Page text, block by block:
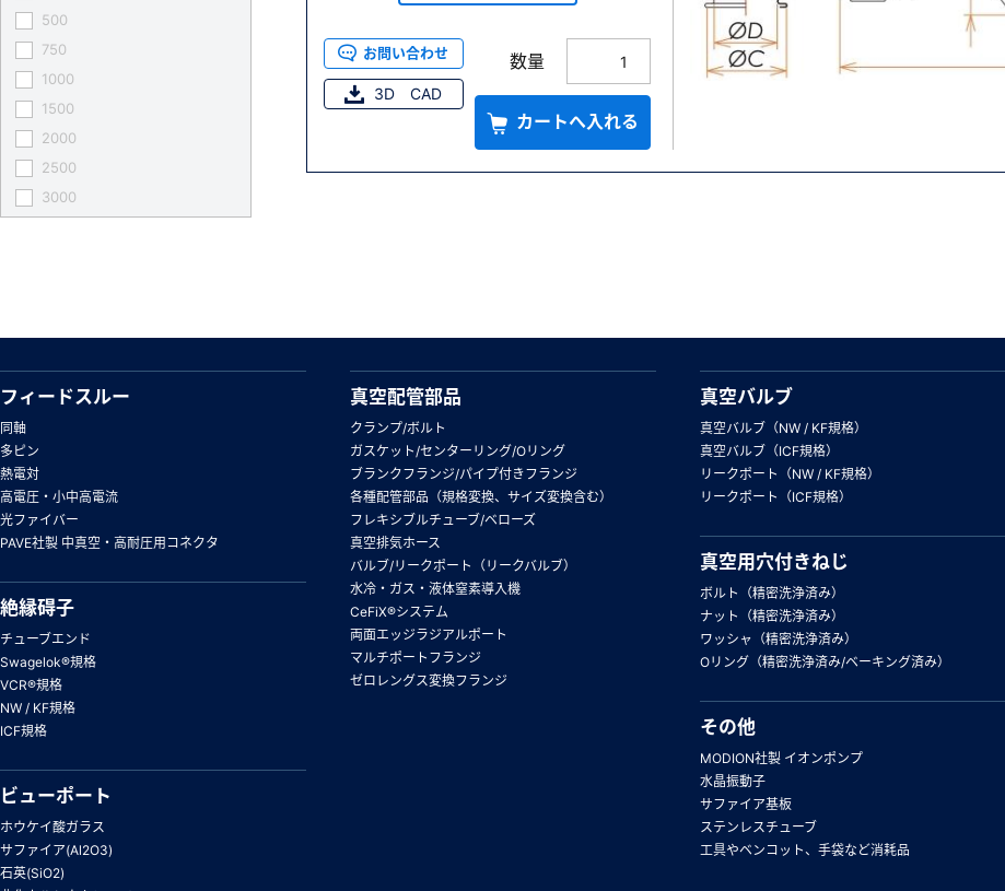
お問い合わせ
3D CAD
数量
カートへ入れる
500
750
1000
1500
2000
2500
3000
フィードスルー
同軸
多ピン
熱電対
高電圧・小中高電流
光ファイバー
PAVE社製 中真空・高耐圧用コネクタ
絶縁碍子
チューブエンド
Swagelok®規格
VCR®規格
NW / KF規格
ICF規格
ビューポート
ホウケイ酸ガラス
サファイア(Al2O3)
石英(SiO2)
真空配管部品
クランプ/ボルト
ガスケット/センターリング/Oリング
ブランクフランジ/パイプ付きフランジ
各種配管部品（規格変換、サイズ変換含む）
フレキシブルチューブ/ベローズ
真空排気ホース
バルブ/リークポート（リークバルブ）
水冷・ガス・液体窒素導入機
CeFiX®システム
両面エッジラジアルポート
マルチポートフランジ
ゼロレングス変換フランジ
真空バルブ
真空バルブ（NW / KF規格）
真空バルブ（ICF規格）
リークポート（NW / KF規格）
リークポート（ICF規格）
真空用穴付きねじ
ボルト（精密洗浄済み）
ナット（精密洗浄済み）
ワッシャ（精密洗浄済み）
Oリング（精密洗浄済み/ベーキング済み）
その他
MODION社製 イオンポンプ
水晶振動子
サファイア基板
ステンレスチューブ
工具やベンコット、手袋など消耗品